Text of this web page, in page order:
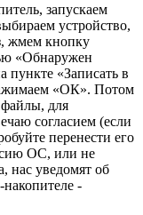
запускаем
устройство,
жмем кнопку
«Обнаружен
пункте «Записать в
«ОК». Потом
файлы, для
согласием (если
перенести его
ОС, или не
нас уведомят об
-